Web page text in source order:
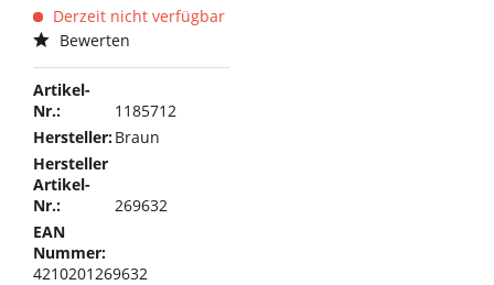
Derzeit nicht verfügbar
Bewerten
Artikel-
Nr.:
1185712
Hersteller:Braun
Hersteller
Artikel-
Nr.:
269632
EAN
Nummer:
4210201269632